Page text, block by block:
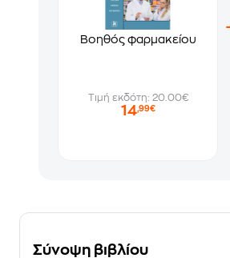
Βοηθός φαρμακείου
Τιμή εκδότη: 20.00€
14,99€
Σύνοψη βιβλίου